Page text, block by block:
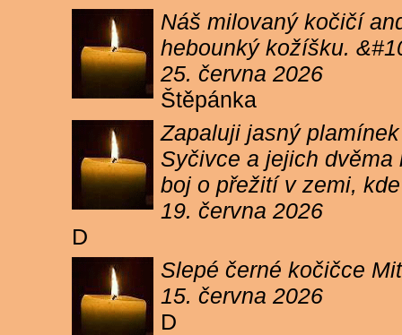
Náš milovaný kočičí
hebounký kožíšku.
25. června 2026
Štěpánka
Zapaluji jasný
Syčivce a jejich
boj o přežití v zemi,
19. června 2026
D
Slepé černé kočičce
15. června 2026
D